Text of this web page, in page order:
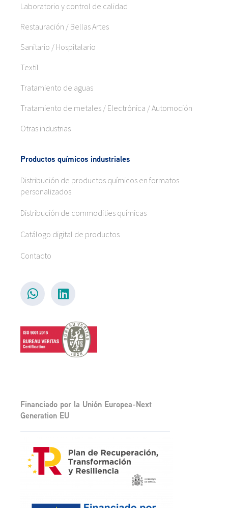
Laboratorio y control de calidad
Restauración / Bellas Artes
Sanitario / Hospitalario
Textil
Tratamiento de aguas
Tratamiento de metales / Electrónica / Automoción
Otras industrias
Productos químicos industriales
Distribución de productos químicos en formatos
personalizados
Distribución de commodities químicas
Catálogo digital de productos
Contacto
Financiado por la Unión Europea-Next
Generation EU